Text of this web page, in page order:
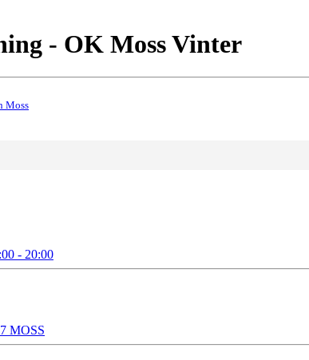
- OK Moss Vinter
Moss
- 20:00
MOSS